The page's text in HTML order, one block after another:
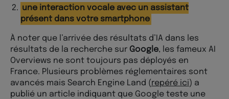
une interaction vocale avec un assistant
présent dans votre smartphone
À noter que l’arrivée des résultats d’IA dans les
résultats de la recherche sur Google, les fameux AI
Overviews ne sont toujours pas déployés en
France. Plusieurs problèmes réglementaires sont
avancés mais Search Engine Land (repéré ici) a
publié un article indiquant que Google teste une